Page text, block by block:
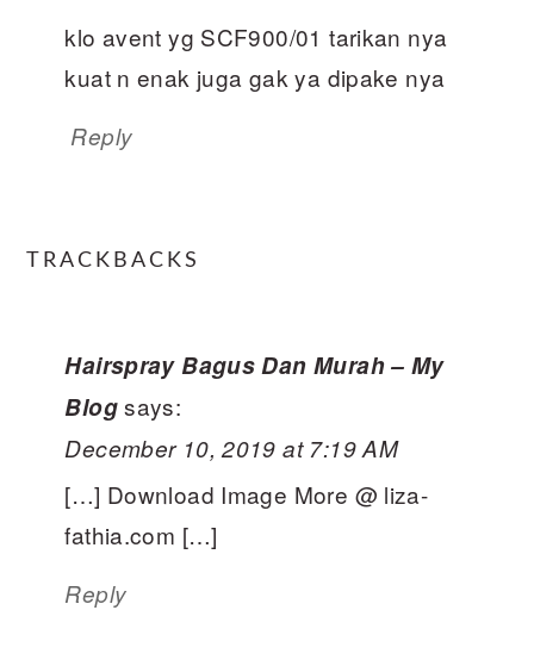
klo avent yg SCF900/01 tarikan nya
kuat n enak juga gak ya dipake nya
Reply
TRACKBACKS
Hairspray Bagus Dan Murah – My
Blogsays:
December 10, 2019 at 7:19 AM
[…] Download Image More @ liza-
fathia.com […]
Reply